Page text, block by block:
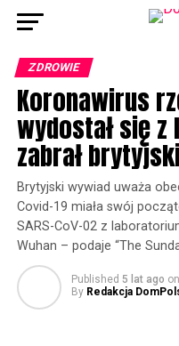
ZDROWIE
Koronawirus
wydostał się z
zabrał
Brytyjski wywiad uważa
Covid-19 miała swój
SARS-CoV-02 z
Wuhan – podaje “The
Published 5 lat ago on
By Redakcja